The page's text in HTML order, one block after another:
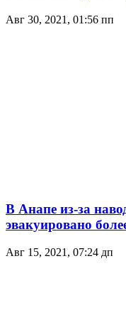
Авг 30, 2021, 01:56 пп
В Анапе из-за
эвакуировано
Авг 15, 2021, 07:24 дп